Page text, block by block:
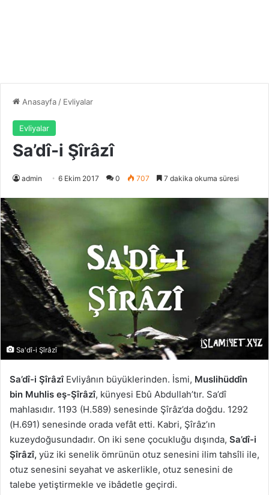
Anasayfa/ Evliyalar
Evliyalar
Sa’dî-i Şîrâzî
admin 6 Ekim 2017 0 707 7 dakika okuma süresi
Sa'dî-i Şîrâzî
Sa’dî-i Şîrâzî Evliyânın büyüklerinden. İsmi, Muslihüddîn
bin Muhlis eş-Şîrâzî, künyesi Ebû Abdullah’tır. Sa’dî
mahlasıdır. 1193 (H.589) senesinde Şîrâz’da doğdu. 1292
(H.691) senesinde orada vefât etti. Kabri, Şîrâz’ın
kuzeydoğusundadır. On iki sene çocukluğu dışında, Sa’dî-i
Şîrâzî, yüz iki senelik ömrünün otuz senesini ilim tahsîli ile,
otuz senesini seyahat ve askerlikle, otuz senesini de
talebe yetiştirmekle ve ibâdetle geçirdi.